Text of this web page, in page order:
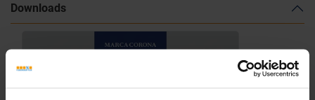
Downloads